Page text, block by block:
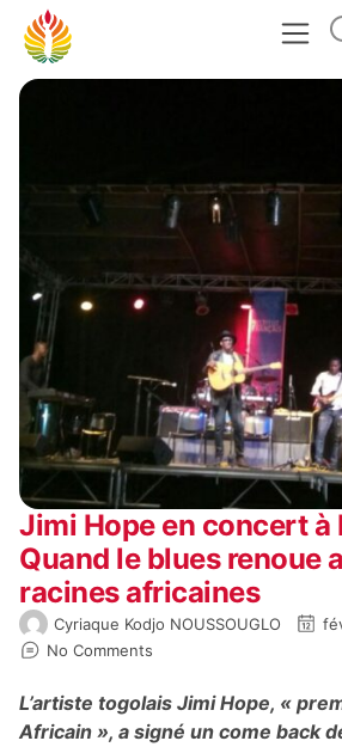
Jimi Hope en concert à
Quand le blues renoue
racines africaines
Cyriaque Kodjo NOUSSOUGLO
No Comments
L’artiste togolais Jimi Hope, «
Africain », a signé un come back